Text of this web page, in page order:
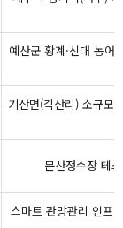
예산군 황계·신대 농어
기산면(각산리) 소규모
문산정수장 테
스마트 관망관리 인프